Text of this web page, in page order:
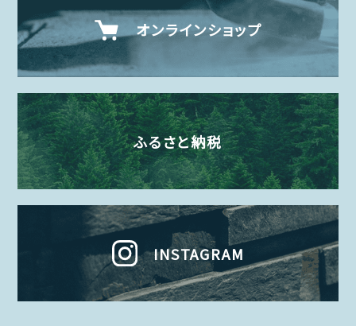
オンラインショップ
ふるさと納税
INSTAGRAM